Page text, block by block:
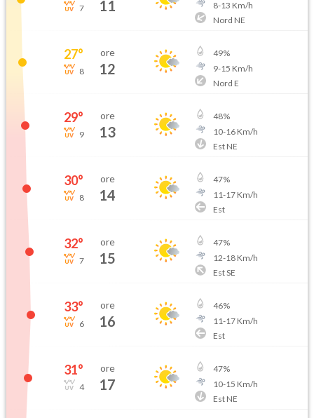
7 11 8-13 Km/h
Nord NE
27°
8
ore
12
49%
9-15 Km/h
Nord E
29°
9
ore
13
48%
10-16Km/h
Est NE
30°
8
ore
14
47%
11-17Km/h
Est
32°
7
ore
15
47%
12-18Km/h
Est SE
33°
6
ore
16
46%
11-17Km/h
Est
31°
4
ore
17
47%
10-15 Km/h
Est NE